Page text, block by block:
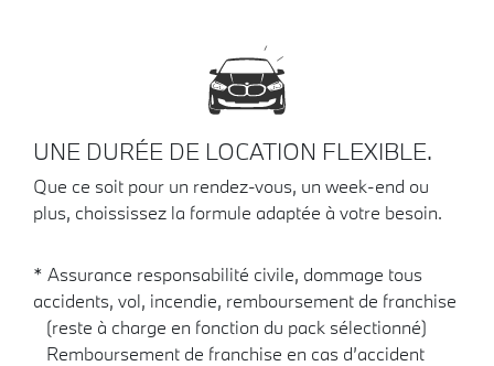
UNE DURÉE DE LOCATION FLEXIBLE.
Que ce soit pour un rendez-vous, un week-end ou
plus, choississez la formule adaptée à votre besoin.
* Assurance responsabilité civile, dommage tous
accidents, vol, incendie, remboursement de franchise
(reste à charge en fonction du pack sélectionné)
Remboursement de franchise en cas d’accident